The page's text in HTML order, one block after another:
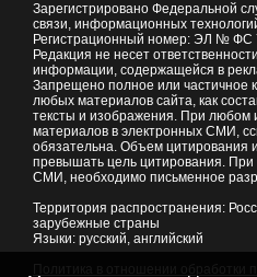
Зарегистрировано Федеральной
связи, информационных
Регистрационный номер: ЭЛ № ФС
Редакция не несет
информации, содержащейся в
Запрещено полное или частичное
любых материалов сайта, как
тексты и изображения. При любом
материалов в электронных СМИ,
обязательна. Объем цитирования
превышать цель цитирования. При
СМИ, необходимо письменное
Территория распространения:
зарубежные страны
Языки: русский, английский